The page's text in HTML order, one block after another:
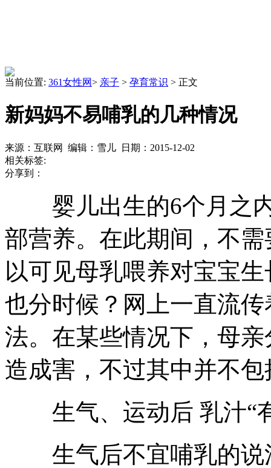
当前位置: 361女性网> 亲子 > 孕育常识 > 正文
新妈妈不易哺乳的几种情况
来源：互联网 编辑：雪儿 日期：2015-12-02
相关标签:
分享到：
婴儿出生的6个月之内
部营养。在此期间，不
以可见母乳喂养对宝宝
也分时候？网上一直流
法。在某些情况下，母
造成害，不过其中并不
生气、运动后 乳汁“
生气后不宜哺乳的说